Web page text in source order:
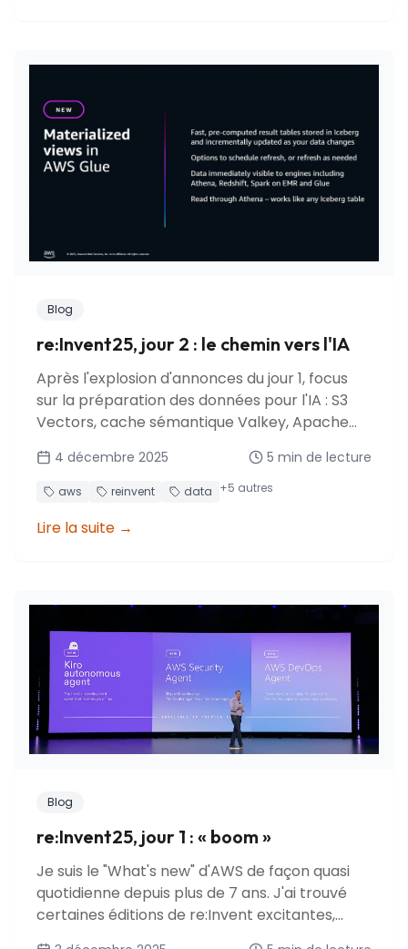
Blog
re:Invent25, jour 2 : le chemin vers l'IA
Après l'explosion d'annonces du jour 1, focus
sur la préparation des données pour l'IA : S3
Vectors, cache sémantique Valkey, Apache
optimisations S3.
4 décembre 2025 5 min de lecture
aws reinvent data +5 autres
Lire la suite →
Blog
re:Invent25, jour 1 : « boom »
Je suis le "What's new" d'AWS de façon quasi
quotidienne depuis plus de 7 ans. J'ai trouvé
certaines éditions de re:Invent excitantes,